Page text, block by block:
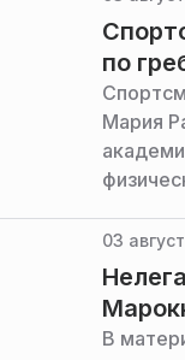
по
Мария
03
В